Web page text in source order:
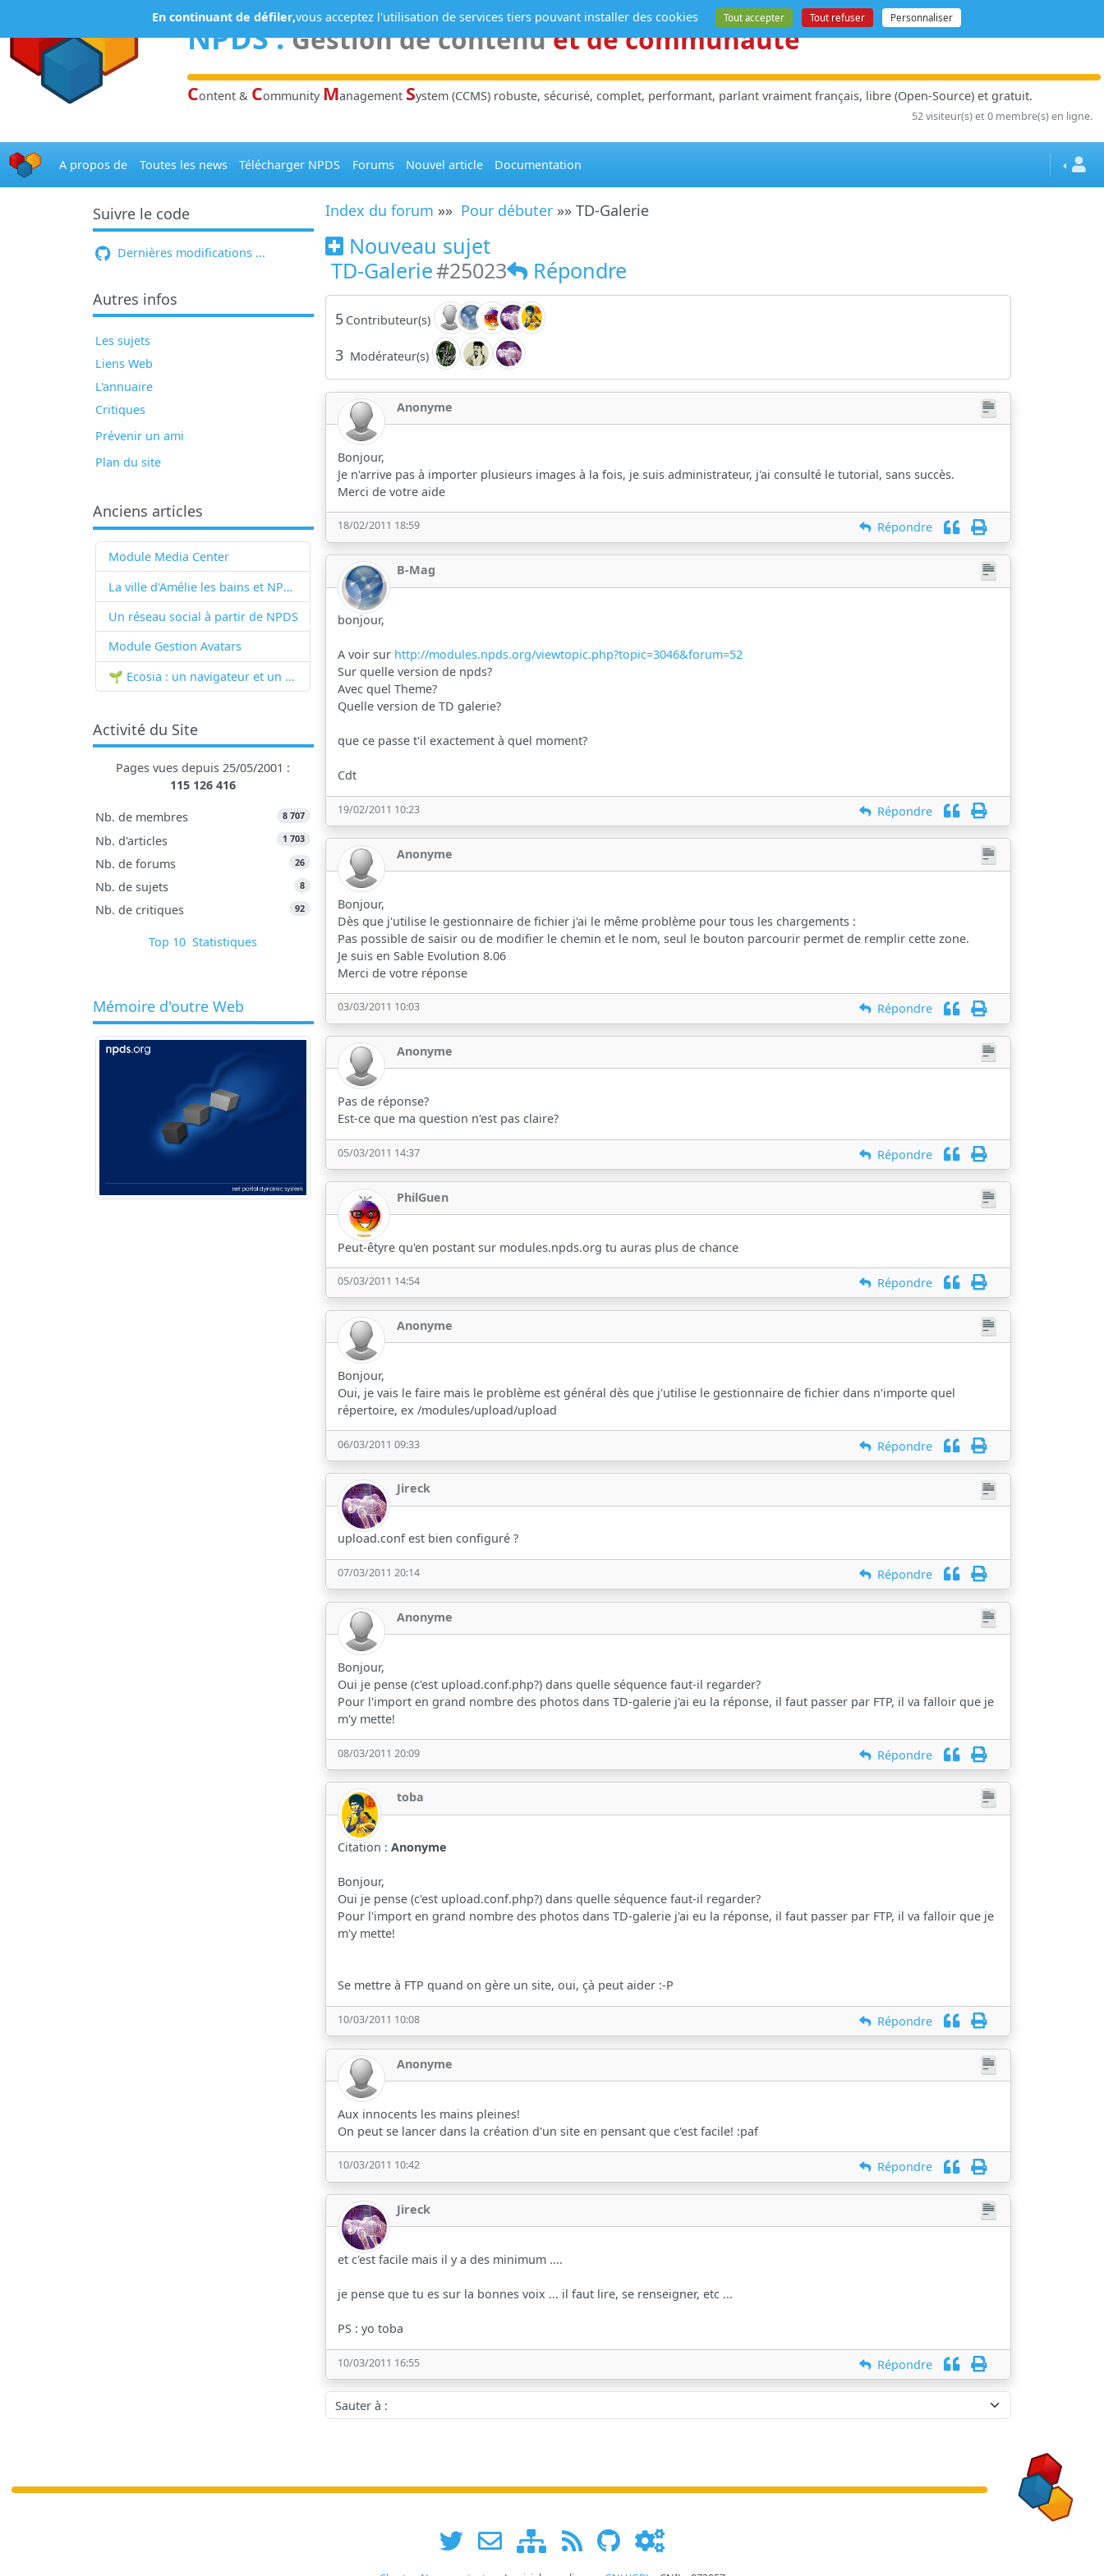
NPDS:Gestion de contenuet de communauté
Content & Community Management System (CCMS) robuste, sécurisé, complet, performant, parlant vraiment français, libre (Open-Source) et gratuit.
52 visiteur(s) et 0 membre(s) en ligne.
A propos de Toutes les news Télécharger NPDS Forums Nouvel article Documentation
Suivre le code
Dernières modifications ...
Autres infos
Les sujets
Liens Web
L'annuaire
Critiques
Prévenir un ami
Plan du site
Anciens articles
Module Media Center
La ville d'Amélie les bains et NPDS
Un réseau social à partir de NPDS
Module Gestion Avatars
🌱 Ecosia : un navigateur et un moteur de recherche qui plantent des arbres !...
Activité du Site
Pages vues depuis 25/05/2001 :
115 126 416
Nb. de membres 8 707
Nb. d'articles 1 703
Nb. de forums 26
Nb. de sujets 8
Nb. de critiques 92
Top 10 Statistiques
Mémoire d'outre Web
Index du forum »» Pour débuter»» TD-Galerie
Nouveau sujet
TD-Galerie#25023 Répondre
5 Contributeur(s)
3 Modérateur(s)
Anonyme
Bonjour,
Je n'arrive pas à importer plusieurs images à la fois, je suis administrateur, j'ai consulté le tutorial, sans succès.
Merci de votre aide
18/02/2011 18:59 Répondre
B-Mag
bonjour,
A voir sur http://modules.npds.org/viewtopic.php?topic=3046&forum=52
Sur quelle version de npds?
Avec quel Theme?
Quelle version de TD galerie?
que ce passe t'il exactement à quel moment?
Cdt
19/02/2011 10:23 Répondre
Anonyme
Bonjour,
Dès que j'utilise le gestionnaire de fichier j'ai le même problème pour tous les chargements :
Pas possible de saisir ou de modifier le chemin et le nom, seul le bouton parcourir permet de remplir cette zone.
Je suis en Sable Evolution 8.06
Merci de votre réponse
03/03/2011 10:03 Répondre
Anonyme
Pas de réponse?
Est-ce que ma question n'est pas claire?
05/03/2011 14:37 Répondre
PhilGuen
Peut-êtyre qu'en postant sur modules.npds.org tu auras plus de chance
05/03/2011 14:54 Répondre
Anonyme
Bonjour,
Oui, je vais le faire mais le problème est général dès que j'utilise le gestionnaire de fichier dans n'importe quel
répertoire, ex /modules/upload/upload
06/03/2011 09:33 Répondre
Jireck
upload.conf est bien configuré ?
07/03/2011 20:14 Répondre
Anonyme
Bonjour,
Oui je pense (c'est upload.conf.php?) dans quelle séquence faut-il regarder?
Pour l'import en grand nombre des photos dans TD-galerie j'ai eu la réponse, il faut passer par FTP, il va falloir que je
m'y mette!
08/03/2011 20:09 Répondre
toba
Citation :Anonyme
Bonjour,
Oui je pense (c'est upload.conf.php?) dans quelle séquence faut-il regarder?
Pour l'import en grand nombre des photos dans TD-galerie j'ai eu la réponse, il faut passer par FTP, il va falloir que je
m'y mette!
Se mettre à FTP quand on gère un site, oui, çà peut aider :-P
10/03/2011 10:08 Répondre
Anonyme
Aux innocents les mains pleines!
On peut se lancer dans la création d'un site en pensant que c'est facile! :paf
10/03/2011 10:42 Répondre
Jireck
et c'est facile mais il y a des minimum ....
je pense que tu es sur la bonnes voix ... il faut lire, se renseigner, etc ...
PS : yo toba
10/03/2011 16:55 Répondre
Sauter à :
En continuant de défiler,vous acceptez l'utilisation de services tiers pouvant installer des cookies Tout accepter Tout refuser Personnaliser